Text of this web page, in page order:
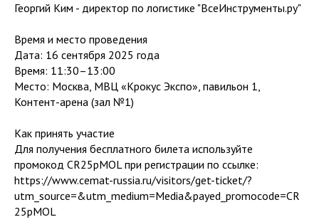
Георгий Ким - директор по логистике "ВсеИнструменты.ру"
Время и место проведения
Дата: 16 сентября 2025 года
Время: 11:30–13:00
Место: Москва, МВЦ «Крокус Экспо», павильон 1,
Контент-арена (зал №1)
Как принять участие
Для получения бесплатного билета используйте
промокод CR25pMOL при регистрации по ссылке:
https://www.cemat-russia.ru/visitors/get-ticket/?
utm_source=&utm_medium=Media&payed_promocode=CR
25pMOL